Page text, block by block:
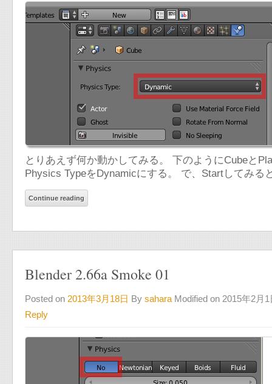
とりあえず何か動かしてみる。 下のようにCubeと
Physics TypeをDynamicにする。 で、Startしてみる
Continue reading
Blender 2.66a Smoke 01
Posted on 2013年3月18日 By sahara Modified on 2015年2月1
Reply